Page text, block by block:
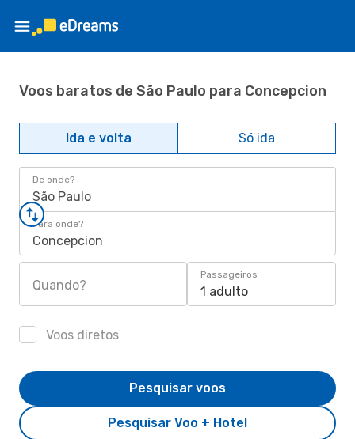
Voos baratos de São Paulo para Concepcion
Ida e volta Só ida
De onde?
São Paulo
Para onde?
Concepcion
Quando?
Passageiros
1 adulto
Voos diretos
Pesquisar Voo + Hotel
Pesquisar voos